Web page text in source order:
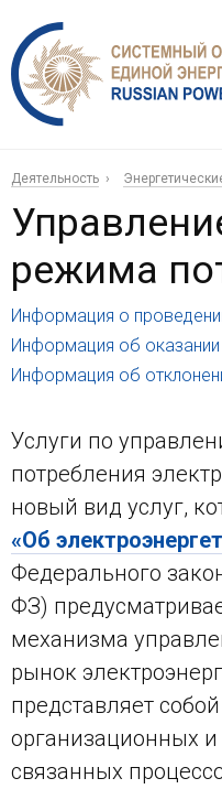
Деятельность
режима
Информация о
Информация об оказании
Информация об
Услуги по
потребления
новый вид услуг,
«Об
Федерального
ФЗ)
механизма
рынок
представляет
организационных и
связанных